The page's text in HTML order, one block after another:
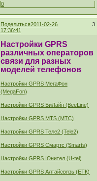
0
Поделиться 3
2011-02-26
17:36:41
Настройки GPRS
различных операторов
связи для разных
моделей телефонов
Настройки GPRS МегаФон
(MegaFon)
Настройки GPRS БиЛайн (BeeLine)
Настройки GPRS MTS (МТС)
Настройки GPRS Теле2 (Tele2)
Настройки GPRS Смартс (Smarts)
Настройки GPRS Юнител (U-tel)
Настройки GPRS Алтайсвязь (ЕТК)